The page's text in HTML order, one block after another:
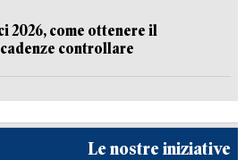
2026, come ottenere il
controllare
Le nostre iniziative